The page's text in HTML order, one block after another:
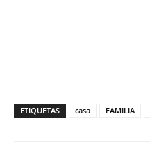
ETIQUETAS casa FAMILIA